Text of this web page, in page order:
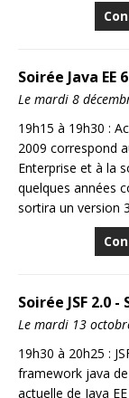
Soirée Java EE
Le mardi 8
19h15 à 19h30 :
2009 correspond
Enterprise et à la
quelques années
sortira un version
Soirée JSF 2.0
Le mardi 13
19h30 à 20h25 :
framework java
actuelle de Java